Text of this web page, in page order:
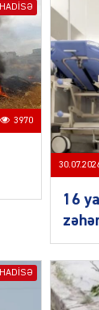
HADISƏ
3970
16
HADISƏ